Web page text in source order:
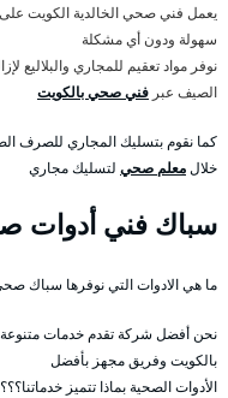
يعمل فني صحي الخالدية الكويت
سهولة ودون أي مشكلة
نوفر مواد تعقيم للمجاري والبلاليع
الصيف عبر فني صحي بالكويت
كما نقوم بتسليك المجاري للصرف
خلالمعلم صحي لتسليك مجاري
سباك فني أدوات
ما هي الادوات التي نوفرها سباك
نحن أفضل شركة تقدم خدمات
بالكويت وفريق مجهز بأفضل
الأدوات الصحية بماذا تتميز